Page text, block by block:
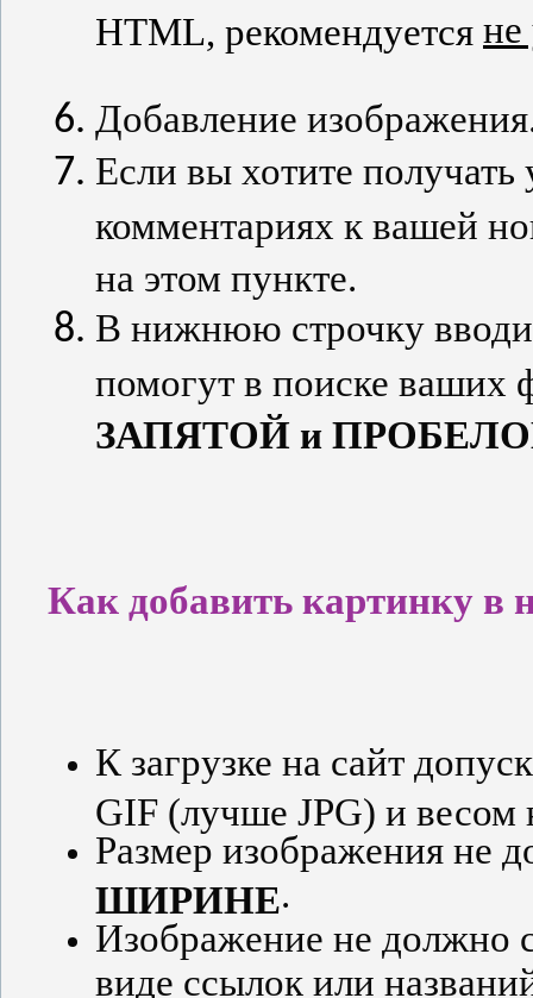
HTML, рекомендуется не
Добавление
Если вы хотите
комментариях к вашей
на этом пункте.
В нижнюю строчку
помогут в поиске ваших
ЗАПЯТОЙ и
Как добавить картинку в
К загрузке на сайт
GIF (лучше JPG) и весом
Размер изображения не
ШИРИНЕ.
Изображение не должно
виде ссылок или